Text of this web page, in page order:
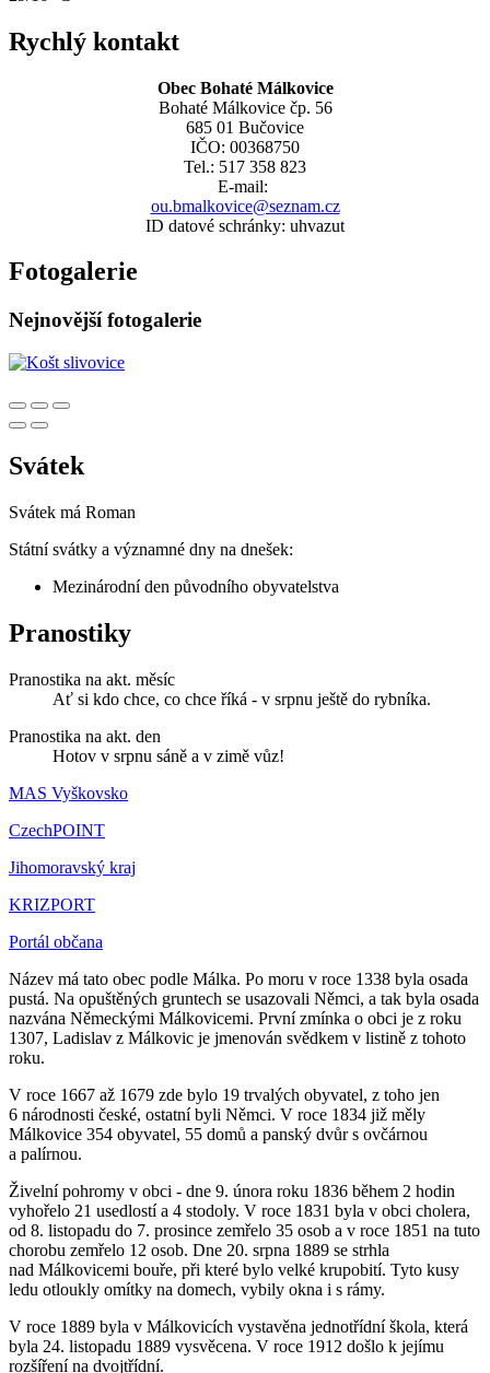
Rychlý kontakt
Obec Bohaté Málkovice
Bohaté Málkovice čp. 56
685 01 Bučovice
IČO: 00368750
Tel.: 517 358 823
E-mail:
ou.bmalkovice@seznam.cz
ID datové schránky: uhvazut
Fotogalerie
Nejnovější fotogalerie
Svátek
Svátek má Roman
Státní svátky a významné dny na dnešek:
Mezinárodní den původního obyvatelstva
Pranostiky
Pranostika na akt. měsíc
Ať si kdo chce, co chce říká - v srpnu ještě do rybníka.
Pranostika na akt. den
Hotov v srpnu sáně a v zimě vůz!
MAS Vyškovsko
CzechPOINT
Jihomoravský kraj
KRIZPORT
Portál občana
Název má tato obec podle Málka. Po moru v roce 1338 byla osada
pustá. Na opuštěných gruntech se usazovali Němci, a tak byla osada
nazvána Německými Málkovicemi. První zmínka o obci je z roku
1307, Ladislav z Málkovic je jmenován svědkem v listině z tohoto
roku.
V roce 1667 až 1679 zde bylo 19 trvalých obyvatel, z toho jen
6 národnosti české, ostatní byli Němci. V roce 1834 již měly
Málkovice 354 obyvatel, 55 domů a panský dvůr s ovčárnou
a palírnou.
Živelní pohromy v obci - dne 9. února roku 1836 během 2 hodin
vyhořelo 21 usedlostí a 4 stodoly. V roce 1831 byla v obci cholera,
od 8. listopadu do 7. prosince zemřelo 35 osob a v roce 1851 na tuto
chorobu zemřelo 12 osob. Dne 20. srpna 1889 se strhla
nad Málkovicemi bouře, při které bylo velké krupobití. Tyto kusy
ledu otloukly omítky na domech, vybily okna i s rámy.
V roce 1889 byla v Málkovicích vystavěna jednotřídní škola, která
byla 24. listopadu 1889 vysvěcena. V roce 1912 došlo k jejímu
rozšíření na dvojtřídní.